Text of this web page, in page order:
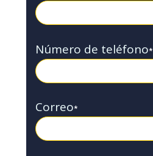
Número de teléfono*
Correo*